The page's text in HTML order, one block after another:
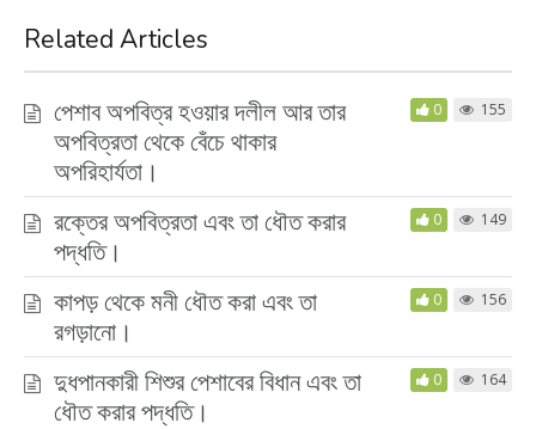
Related Articles
পেশাব অপবিত্র হওয়ার দলীল আর তার
অপবিত্রতা থেকে বেঁচে থাকার
অপরিহার্যতা।
0 155
রক্তের অপবিত্রতা এবং তা ধৌত করার
পদ্ধতি।
0 149
কাপড় থেকে মনী ধৌত করা এবং তা
রগড়ানো।
0 156
দুধপানকারী শিশুর পেশাবের বিধান এবং তা
ধৌত করার পদ্ধতি।
0 164